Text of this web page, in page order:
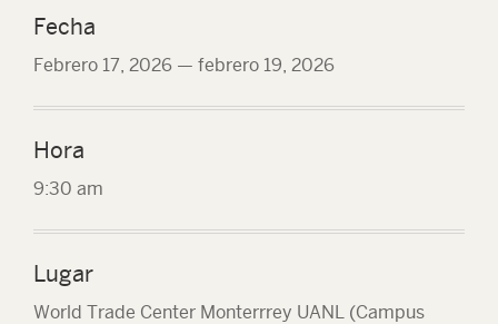
Fecha
Febrero 17, 2026 — febrero 19, 2026
Hora
9:30 am
Lugar
World Trade Center Monterrrey UANL (Campus